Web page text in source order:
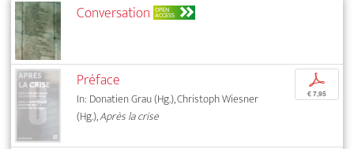
Conversation OPEN
ACCESS
Préface
In: Donatien Grau (Hg.), Christoph Wiesner
(Hg.),Après la crise
p
€ 7,95